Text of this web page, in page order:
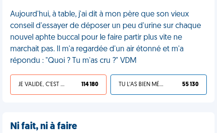
Aujourd'hui, à table, j'ai dit à mon père que son vieux
conseil d'essayer de déposer un peu d'urine sur chaque
nouvel aphte buccal pour le faire partir plus vite ne
marchait pas. Il m'a regardée d'un air étonné et m'a
répondu : "Quoi ? Tu m'as cru ?" VDM
JE VALIDE, C'EST UNE VDM 114 180 TU L'AS BIEN MÉRITÉ 55 130
Ni fait, ni à faire